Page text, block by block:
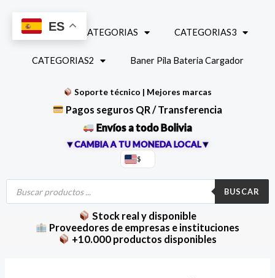
contenido
INICIO CATEGORIAS CATEGORIAS3
CATEGORIAS2 Baner Pila Bateria Cargador
Soporte técnico | Mejores marcas
Pagos seguros QR / Transferencia
Envíos a todo Bolivia
▼CAMBIA A TU MONEDA LOCAL▼
$
Búsqueda
productos
BUSCAR
Stock real y disponible
Proveedores de empresas e instituciones
+10.000 productos disponibles
ES